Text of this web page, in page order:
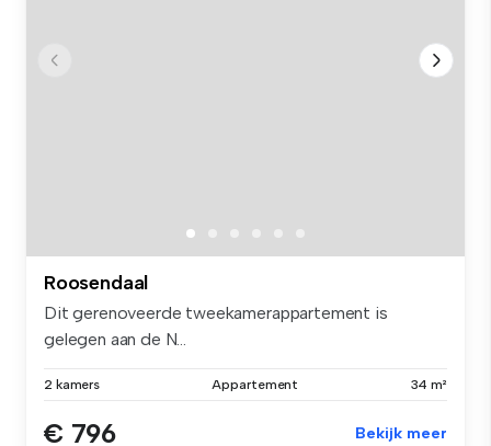
Roosendaal
Dit gerenoveerde tweekamerappartement is
gelegen aan de N...
2 kamers Appartement 34 m²
€ 796 Bekijk meer